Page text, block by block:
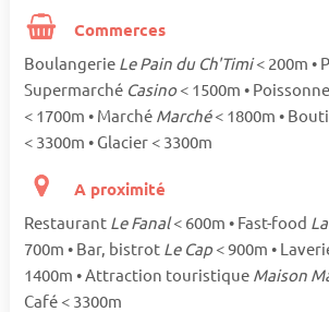
Commerces
Boulangerie Le Pain du Ch'Timi< 200m •
Supermarché Casino< 1500m •
< 1700m • Marché Marché< 1800m •
< 3300m • Glacier < 3300m
A proximité
Restaurant Le Fanal< 600m • Fast-food
700m • Bar, bistrot Le Cap< 900m •
1400m • Attraction touristique Maison
Café < 3300m